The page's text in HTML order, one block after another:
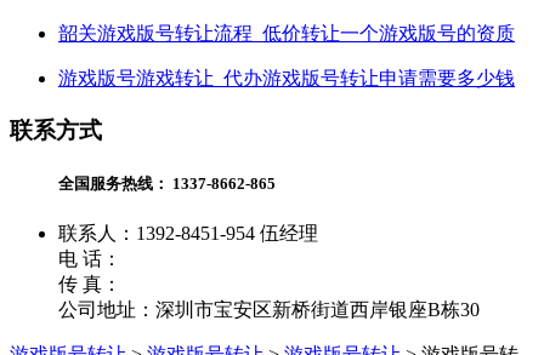
韶关游戏版号转让流程_低价转让一个游戏版号的资质
游戏版号游戏转让_代办游戏版号转让申请需要多少钱
联系方式
全国服务热线： 1337-8662-865
联系人：1392-8451-954 伍经理
电 话：
传 真：
公司地址：深圳市宝安区新桥街道西岸银座B栋30